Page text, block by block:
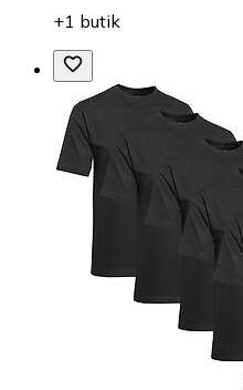
+1 butik